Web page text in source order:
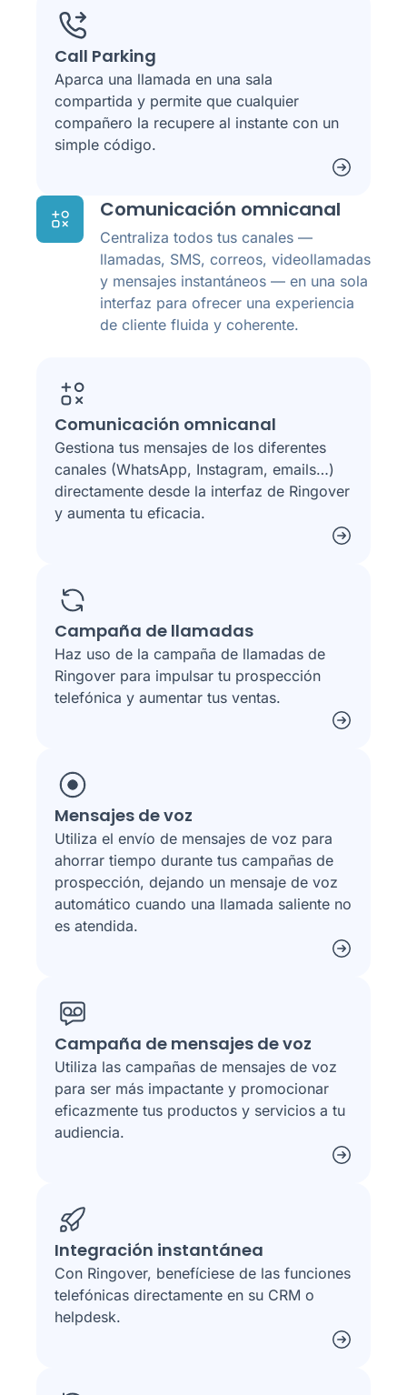
Call Parking
Aparca una llamada en una sala
compartida y permite que cualquier
compañero la recupere al instante con un
simple código.
Comunicación omnicanal
Centraliza todos tus canales —
llamadas, SMS, correos, videollamadas
y mensajes instantáneos — en una sola
interfaz para ofrecer una experiencia
de cliente fluida y coherente.
Comunicación omnicanal
Gestiona tus mensajes de los diferentes
canales (WhatsApp, Instagram, emails…)
directamente desde la interfaz de Ringover
y aumenta tu eficacia.
Campaña de llamadas
Haz uso de la campaña de llamadas de
Ringover para impulsar tu prospección
telefónica y aumentar tus ventas.
Mensajes de voz
Utiliza el envío de mensajes de voz para
ahorrar tiempo durante tus campañas de
prospección, dejando un mensaje de voz
automático cuando una llamada saliente no
es atendida.
Campaña de mensajes de voz
Utiliza las campañas de mensajes de voz
para ser más impactante y promocionar
eficazmente tus productos y servicios a tu
audiencia.
Integración instantánea
Con Ringover, benefíciese de las funciones
telefónicas directamente en su CRM o
helpdesk.